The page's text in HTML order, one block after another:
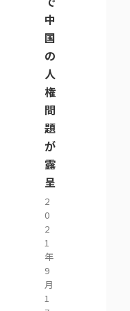
中
国
の
人
権
問
題
が
露
呈
2
0
2
1
年
9
月
1